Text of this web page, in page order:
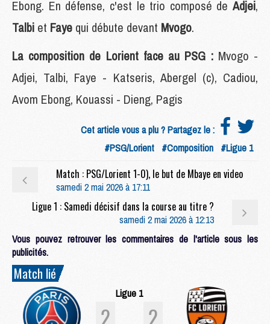
Ebong. En défense, c'est le trio composé de Adjei,
Talbi et Faye qui débute devant Mvogo.
La composition de Lorient face au PSG : Mvogo -
Adjei, Talbi, Faye - Katseris, Abergel (c), Cadiou,
Avom Ebong, Kouassi - Dieng, Pagis
Cet article vous a plu ? Partagez le :
#PSG/Lorient #Composition #Ligue 1
Match : PSG/Lorient 1-0), le but de Mbaye en video
samedi 2 mai 2026 à 17:11
Ligue 1 : Samedi décisif dans la course au titre ?
samedi 2 mai 2026 à 12:13
Vous pouvez retrouver les commentaires de l'article sous les
publicités.
Match lié
Ligue 1
2 2